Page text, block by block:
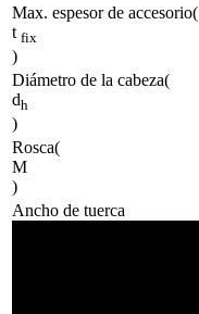
Max. espesor de accesorio(
t fix
)
Diámetro de la cabeza(
dh
)
Rosca(
M
)
Ancho de tuerca